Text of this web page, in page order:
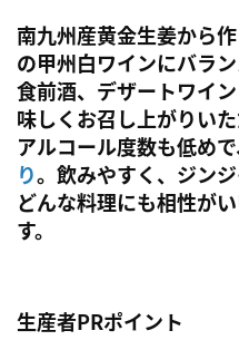
南九州産黄金生姜から
の甲州白ワインにバラ
食前酒、デザートワイ
味しくお召し上がりいた
アルコール度数も低めで
り。飲みやすく、ジン
どんな料理にも相性が
す。
生産者PRポイント